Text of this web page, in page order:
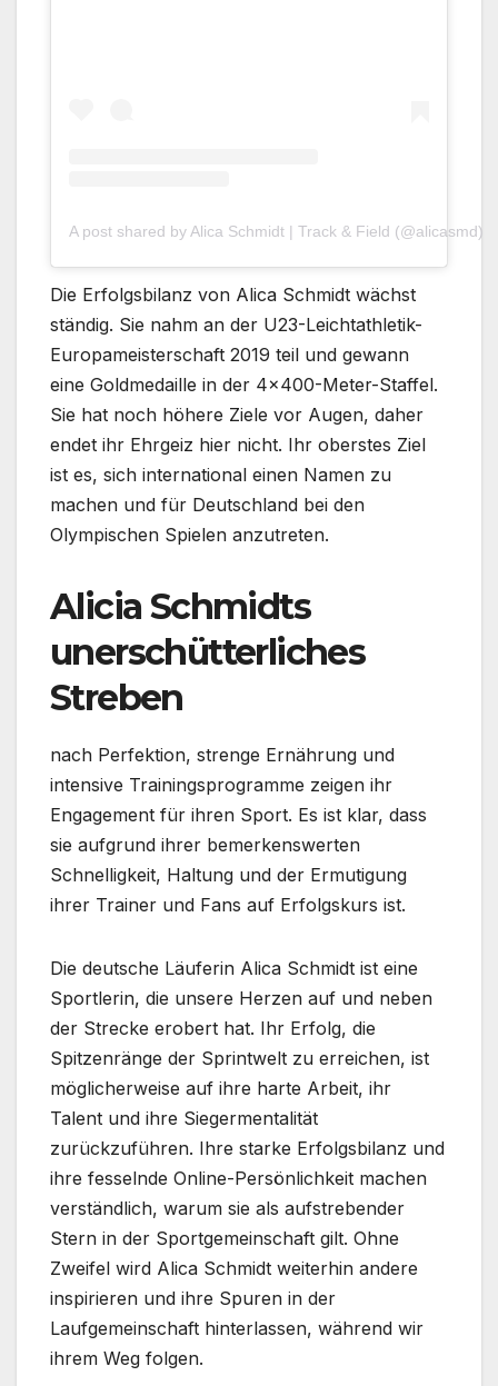
A post shared by Alica Ѕchmidt | Track & Field (@alicasmd)
Die Erfolgsbilanz von Alica Schmidt wächst
ständig. Sie nahm an der U23-Leichtathletik-
Europameisterschaft 2019 teil und gewann
eine Goldmedaille in der 4×400-Meter-Staffel.
Sie hat noch höhere Ziele vor Augen, daher
endet ihr Ehrgeiz hier nicht. Ihr oberstes Ziel
ist es, sich international einen Namen zu
machen und für Deutschland bei den
Olympischen Spielen anzutreten.
Alicia Schmidts
unerschütterliches
Streben
nach Perfektion, strenge Ernährung und
intensive Trainingsprogramme zeigen ihr
Engagement für ihren Sport. Es ist klar, dass
sie aufgrund ihrer bemerkenswerten
Schnelligkeit, Haltung und der Ermutigung
ihrer Trainer und Fans auf Erfolgskurs ist.
Die deutsche Läuferin Alica Schmidt ist eine
Sportlerin, die unsere Herzen auf und neben
der Strecke erobert hat. Ihr Erfolg, die
Spitzenränge der Sprintwelt zu erreichen, ist
möglicherweise auf ihre harte Arbeit, ihr
Talent und ihre Siegermentalität
zurückzuführen. Ihre starke Erfolgsbilanz und
ihre fesselnde Online-Persönlichkeit machen
verständlich, warum sie als aufstrebender
Stern in der Sportgemeinschaft gilt. Ohne
Zweifel wird Alica Schmidt weiterhin andere
inspirieren und ihre Spuren in der
Laufgemeinschaft hinterlassen, während wir
ihrem Weg folgen.